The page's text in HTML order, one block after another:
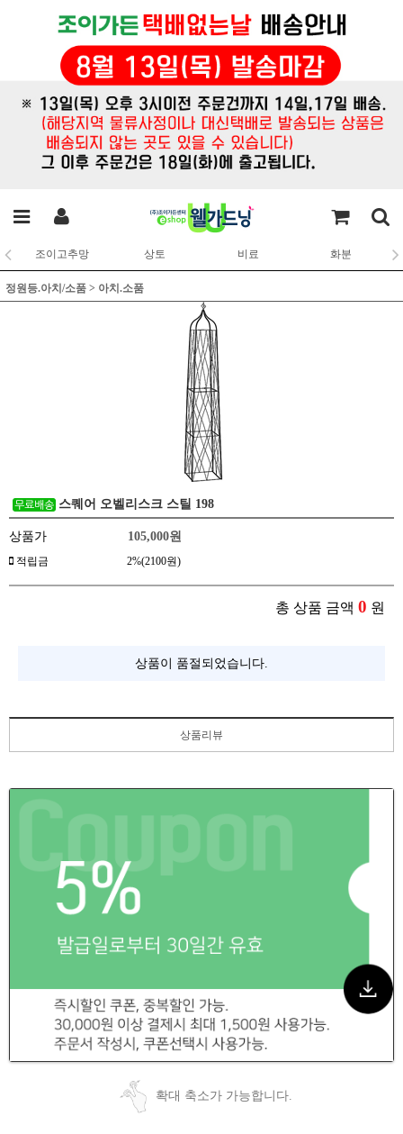
조이고추망 상토 비료 화분
정원등.아치/소품 > 아치.소품
스퀘어 오벨리스크 스틸 198
상품가 105,000원
적립금 2%(2100원)
총 상품 금액 0 원
상품이 품절되었습니다.
상품리뷰
확대 축소가 가능합니다.